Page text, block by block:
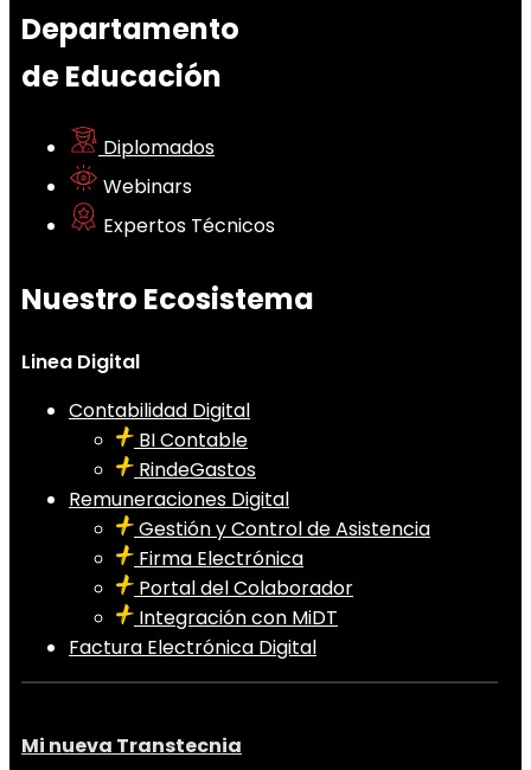
Departamento
de Educación
Diplomados
Webinars
Expertos Técnicos
Nuestro Ecosistema
Linea Digital
Contabilidad Digital
BI Contable
RindeGastos
Remuneraciones Digital
Gestión y Control de Asistencia
Firma Electrónica
Portal del Colaborador
Integración con MiDT
Factura Electrónica Digital
Mi nueva Transtecnia